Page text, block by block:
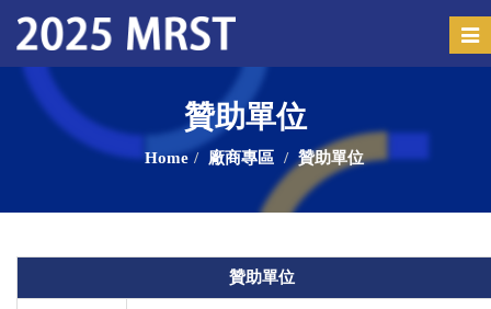
贊助單位
Home 廠商專區 贊助單位
贊助單位